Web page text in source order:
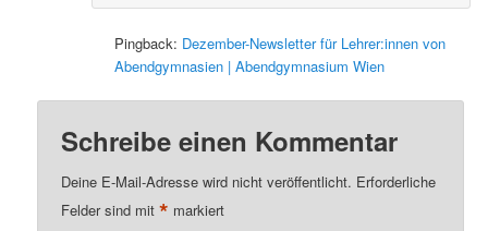
Pingback: Dezember-Newsletter für Lehrer:innen von
Abendgymnasien | Abendgymnasium Wien
Schreibe einen Kommentar
Deine E-Mail-Adresse wird nicht veröffentlicht. Erforderliche
Felder sind mit* markiert